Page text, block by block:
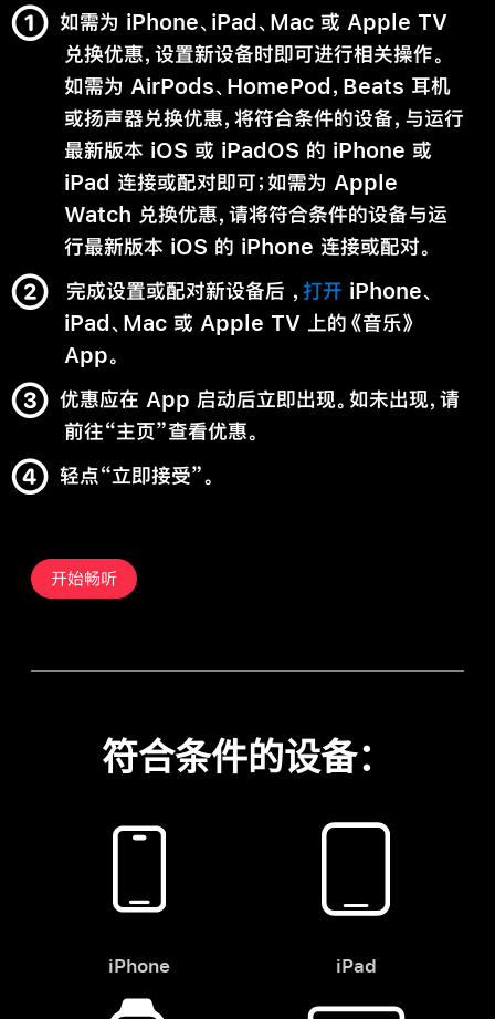
如需为 iPhone、iPad、Mac 或 Apple TV
兑换优惠，设置新设备时即可进行相关操作。
如需为 AirPods、HomePod，Beats 耳机
或扬声器兑换优惠，将符合条件的设备，与运行
最新版本 iOS 或 iPadOS 的 iPhone 或
iPad 连接或配对即可；如需为 Apple
Watch 兑换优惠，请将符合条件的设备与运
行最新版本 iOS 的 iPhone 连接或配对。
完成设置或配对新设备后 ， 打开 iPhone、
iPad、Mac 或 Apple TV 上的《音乐》
App。
优惠应在 App 启动后立即出现。如未出现，请
前往“主页”查看优惠。
轻点“立即接受”。
开始畅听
符合条件的设备：
iPhone iPad